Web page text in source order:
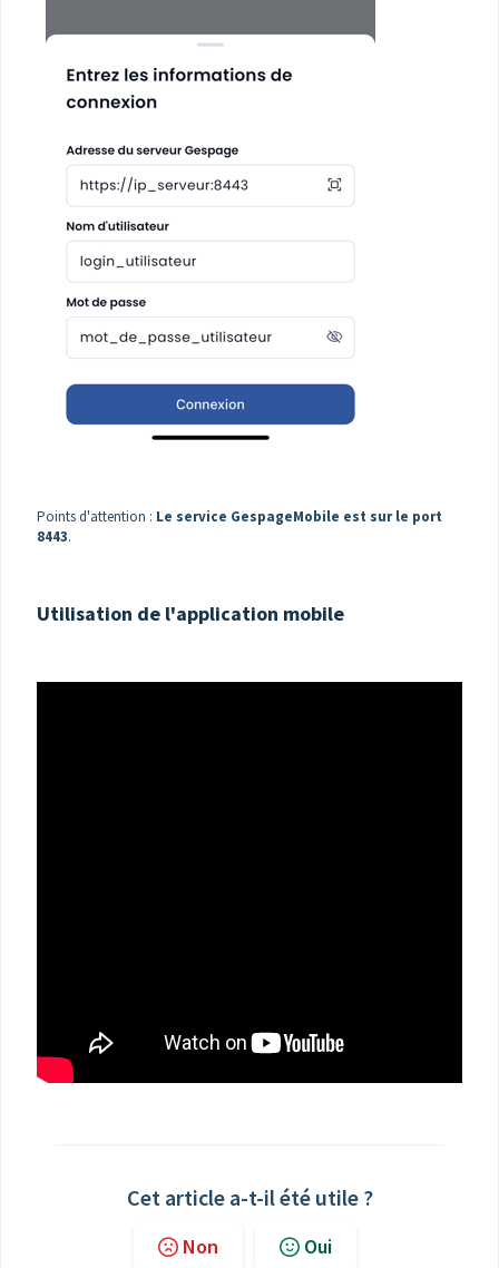
Points d'attention : Le service GespageMobile est sur le port
8443.
Utilisation de l'application mobile
Cet article a-t-il été utile ?
Non Oui